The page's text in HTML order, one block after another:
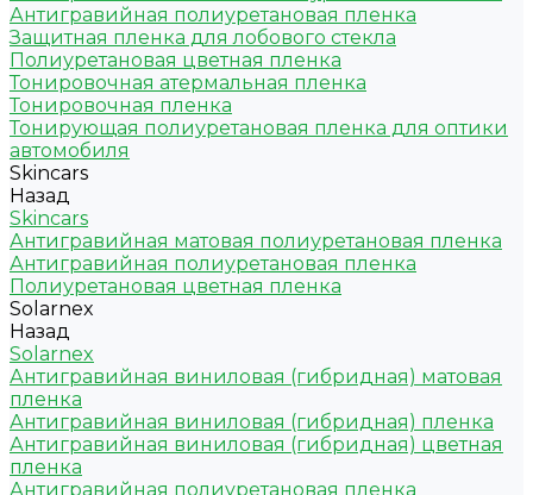
Антигравийная полиуретановая пленка
Защитная пленка для лобового стекла
Полиуретановая цветная пленка
Тонировочная атермальная пленка
Тонировочная пленка
Тонирующая полиуретановая пленка для оптики
автомобиля
Skincars
Назад
Skincars
Антигравийная матовая полиуретановая пленка
Антигравийная полиуретановая пленка
Полиуретановая цветная пленка
Solarnex
Назад
Solarnex
Антигравийная виниловая (гибридная) матовая
пленка
Антигравийная виниловая (гибридная) пленка
Антигравийная виниловая (гибридная) цветная
пленка
Антигравийная полиуретановая пленка